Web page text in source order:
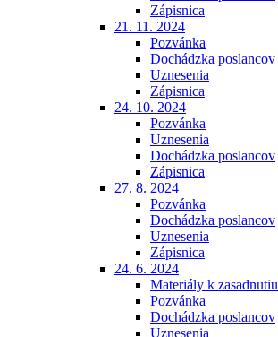
Zápisnica
21. 11. 2024
Pozvánka
Dochádzka poslancov
Uznesenia
Zápisnica
24. 10. 2024
Pozvánka
Uznesenia
Dochádzka poslancov
Zápisnica
27. 8. 2024
Pozvánka
Dochádzka poslancov
Uznesenia
Zápisnica
24. 6. 2024
Materiály k zasadnutiu
Pozvánka
Dochádzka poslancov
Uznesenia